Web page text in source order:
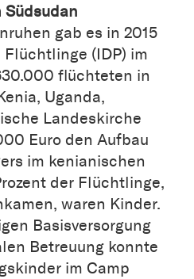
gab es in 2015
(IDP) im
flüchteten in
Uganda,
Landeskirche
Euro den Aufbau
im kenianischen
der Flüchtlinge,
waren Kinder.
Basisversorgung
Betreuung konnte
im Camp